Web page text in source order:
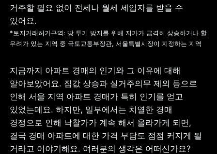
거주할 필요 없이 전세나 월세 세입자를 받을 수
*토지거래허가구역: 땅 투기 방지를 위해 지가가 급격히 상승하거나 할
우려가 있는 지역 중 국토교통부장관, 서울특별시장이 지정하는 지역
지금까지 아파트 경매의 인기와 그 이유에 대해
알아보았어요. 집값 상승과 실거주의무 제외 등으로
인해 서울 지역 아파트 경매가 특히 인기를 얻고
있었는데요. 하지만, 일부에서는 치열한 경매
경쟁으로 인해 낙찰가가 계속 해서 올라가게 되면,
결국 경매 아파트에 대한 가격 부담도 점점 커지게 될
거라고 이야기해요. 여러분의 생각은 어떠신가요?